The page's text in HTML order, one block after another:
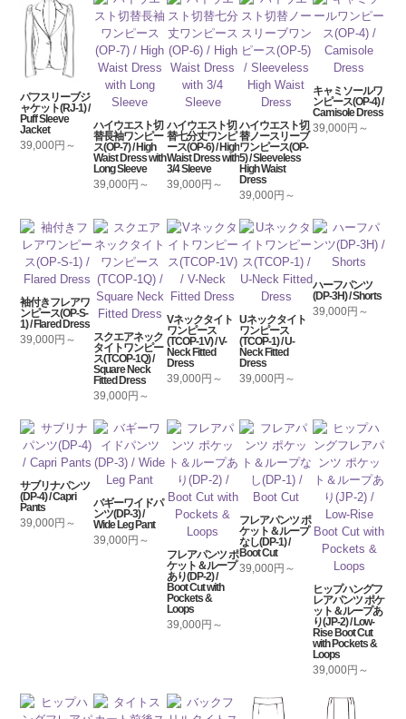
パフスリーブジ
ャケット(RJ-1) /
Puff Sleeve
Jacket
39,000円～
ハイウエスト切
替長袖ワンピー
ス(OP-7) / High
Waist Dress with
Long Sleeve
39,000円～
ハイウエスト切
替七分丈ワンピ
ース(OP-6) / High
Waist Dress with
3/4 Sleeve
39,000円～
ハイウエスト切
替ノースリーブ
ワンピース(OP-
5) / Sleeveless
High Waist
Dress
39,000円～
キャミソールワ
ンピース(OP-4) /
Camisole Dress
39,000円～
袖付きフレアワ
ンピース(OP-S-
1) / Flared Dress
39,000円～
スクエアネック
タイトワンピー
ス(TCOP-1Q) /
Square Neck
Fitted Dress
39,000円～
Vネックタイト
ワンピース
(TCOP-1V) / V-
Neck Fitted
Dress
39,000円～
Uネックタイト
ワンピース
(TCOP-1) / U-
Neck Fitted
Dress
39,000円～
ハーフパンツ
(DP-3H) / Shorts
39,000円～
サブリナパンツ
(DP-4) / Capri
Pants
39,000円～
バギーワイドパ
ンツ(DP-3) /
Wide Leg Pant
39,000円～
フレアパンツ ポ
ケット＆ループ
あり(DP-2) /
Boot Cut with
Pockets &
Loops
39,000円～
フレアパンツ ポ
ケット＆ループ
なし(DP-1) /
Boot Cut
39,000円～
ヒップハングフ
レアパンツ ポケ
ット＆ループあ
り(JP-2) / Low-
Rise Boot Cut
with Pockets &
Loops
39,000円～